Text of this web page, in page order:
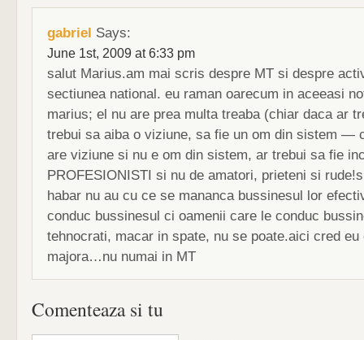
gabriel Says:
June 1st, 2009 at 6:33 pm
salut Marius.am mai scris despre MT si despre
sectiunea national. eu raman oarecum in aceeasi
marius; el nu are prea multa treaba (chiar daca ar
trebui sa aiba o viziune, sa fie un om din sistem —
are viziune si nu e om din sistem, ar trebui sa fie
PROFESIONISTI si nu de amatori, prieteni si
habar nu au cu ce se mananca bussinesul lor
conduc bussinesul ci oamenii care le conduc
tehnocrati, macar in spate, nu se poate.aici cred eu
majora…nu numai in MT
Comenteaza si tu